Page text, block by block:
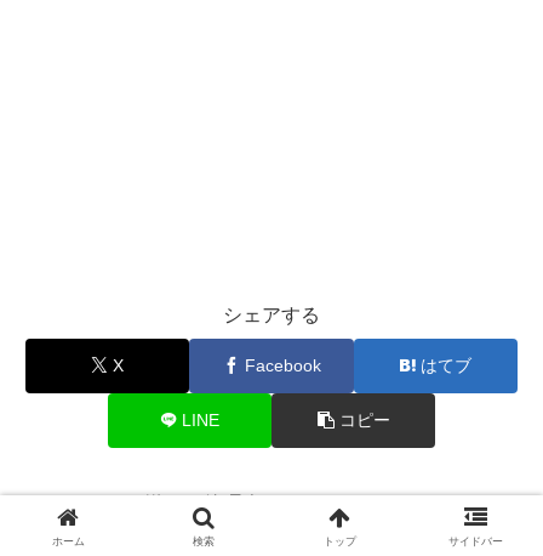
シェアする
X Facebook はてブ
LINE コピー
激ヤバ管理人をフォローする
ホーム 検索 トップ サイドバー